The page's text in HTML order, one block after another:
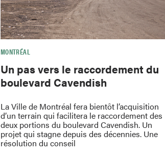
MONTRÉAL
Un pas vers le raccordement du
boulevard Cavendish
La Ville de Montréal fera bientôt l’acquisition
d’un terrain qui facilitera le raccordement des
deux portions du boulevard Cavendish. Un
projet qui stagne depuis des décennies. Une
résolution du conseil